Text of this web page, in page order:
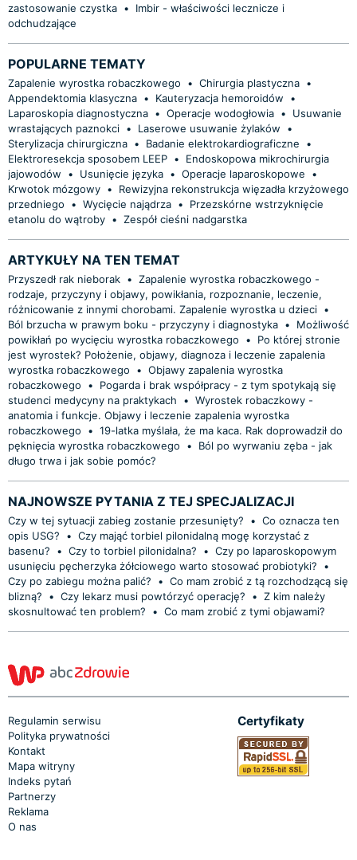
zastosowanie czystka •
Imbir - właściwości lecznicze i
odchudzające
POPULARNE TEMATY
Zapalenie wyrostka robaczkowego • Chirurgia plastyczna •
Appendektomia klasyczna • Kauteryzacja hemoroidów
•
Laparoskopia diagnostyczna • Operacje wodogłowia •
Usuwanie
wrastających paznokci • Laserowe usuwanie żylaków
•
Sterylizacja chirurgiczna • Badanie elektrokardiograficzne
•
Elektroresekcja sposobem LEEP •
Endoskopowa mikrochirurgia
jajowodów
• Usunięcie języka • Operacje laparoskopowe
•
Krwotok mózgowy •
Rewizyjna rekonstrukcja więzadła krzyżowego
przedniego
• Wycięcie najądrza •
Przezskórne wstrzyknięcie
etanolu do wątroby • Zespół cieśni nadgarstka
ARTYKUŁY NA TEN TEMAT
Przyszedł rak nieborak • Zapalenie wyrostka robaczkowego -
rodzaje, przyczyny i objawy, powikłania, rozpoznanie, leczenie,
różnicowanie z innymi chorobami. Zapalenie wyrostka u dzieci •
Ból brzucha w prawym boku - przyczyny i diagnostyka •
Możliwość
powikłań po wycięciu wyrostka robaczkowego
•
Po której stronie
jest wyrostek? Położenie, objawy, diagnoza i leczenie zapalenia
wyrostka robaczkowego
• Objawy zapalenia wyrostka
robaczkowego
•
Pogarda i brak współpracy - z tym spotykają się
studenci medycyny na praktykach
• Wyrostek robaczkowy -
anatomia i funkcje. Objawy i leczenie zapalenia wyrostka
robaczkowego
• 19-latka myślała, że ma kaca. Rak doprowadził do
pęknięcia wyrostka robaczkowego
•
Ból po wyrwaniu zęba - jak
długo trwa i jak sobie pomóc?
NAJNOWSZE PYTANIA Z TEJ SPECJALIZACJI
Czy w tej sytuacji zabieg zostanie przesunięty? • Co oznacza ten
opis USG?
• Czy mająć torbiel pilonidalną mogę korzystać z
basenu?
• Czy to torbiel pilonidalna? • Czy po laparoskopowym
usunięciu pęcherzyka żółciowego warto stosować probiotyki?
•
Czy po zabiegu można palić?
• Co mam zrobić z tą rozchodzącą się
blizną?
• Czy lekarz musi powtórzyć operację? • Z kim należy
skosnultować ten problem?
• Co mam zrobić z tymi objawami?
Regulamin serwisu
Polityka prywatności
Kontakt
Mapa witryny
Indeks pytań
Partnerzy
Reklama
O nas
Certyfikaty